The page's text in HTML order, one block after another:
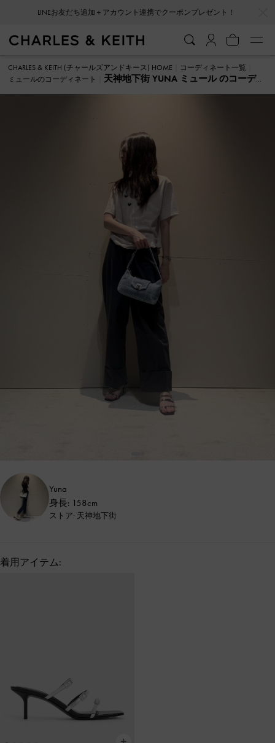
LINEお友だち追加＋アカウント連携でクーポンプレゼント！
CHARLES & KEITH (チャールズアンドキース) HOME
コーディネート一覧
ミュールのコーディネート
天神地下街 YUNA ミュール のコーディ
Yuna
身長: 158cm
ストア: 天神地下街
着用アイテム: